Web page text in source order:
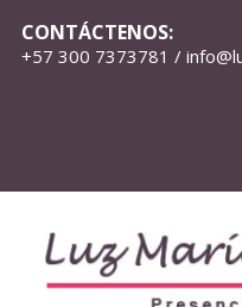
CONTÁCTENOS:
+57 300 7373781 /